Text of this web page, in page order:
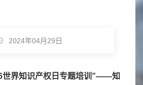
2024年03月21日
项产品列入“2024年济南市优势工业